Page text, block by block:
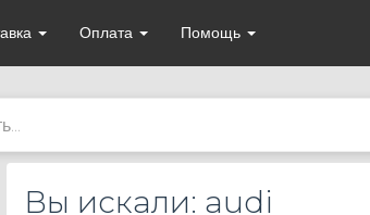
Оплата Помощь
Вы искали: audi